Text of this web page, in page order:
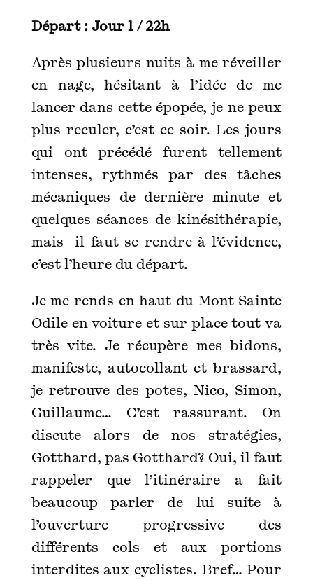
Départ : Jour 1 / 22h
Après plusieurs nuits à me réveiller
en nage, hésitant à l’idée de me
lancer dans cette épopée, je ne peux
plus reculer, c’est ce soir. Les jours
qui ont précédé furent tellement
intenses, rythmés par des tâches
mécaniques de dernière minute et
quelques séances de kinésithérapie,
mais il faut se rendre à l’évidence,
c’est l’heure du départ.
Je me rends en haut du Mont Sainte
Odile en voiture et sur place tout va
très vite. Je récupère mes bidons,
manifeste, autocollant et brassard,
je retrouve des potes, Nico, Simon,
Guillaume… C’est rassurant. On
discute alors de nos stratégies,
Gotthard, pas Gotthard? Oui, il faut
rappeler que l’itinéraire a fait
beaucoup parler de lui suite à
l’ouverture progressive des
différents cols et aux portions
interdites aux cyclistes. Bref… Pour